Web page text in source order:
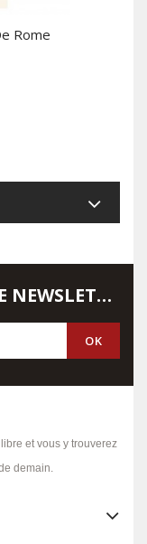
Rome
INSCRIVEZ-VOUS À NOTRE NEWSLETTER
et vous y trouverez
demain.